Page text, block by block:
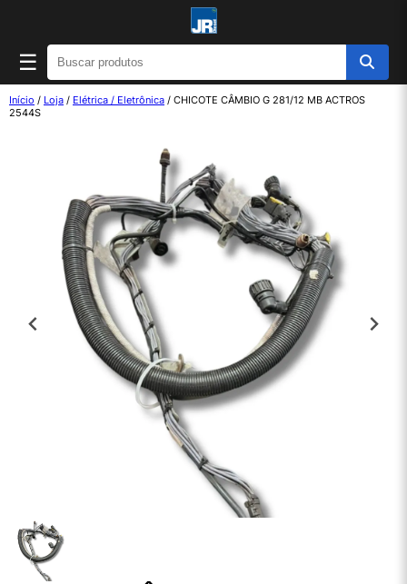
☰
Início / Loja / Elétrica / Eletrônica / CHICOTE CÂMBIO G 281/12 MB ACTROS
2544S